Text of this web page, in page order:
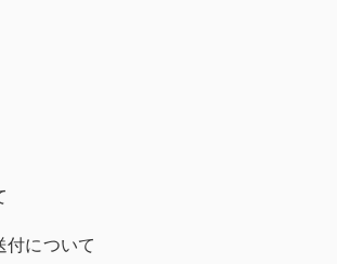
付について